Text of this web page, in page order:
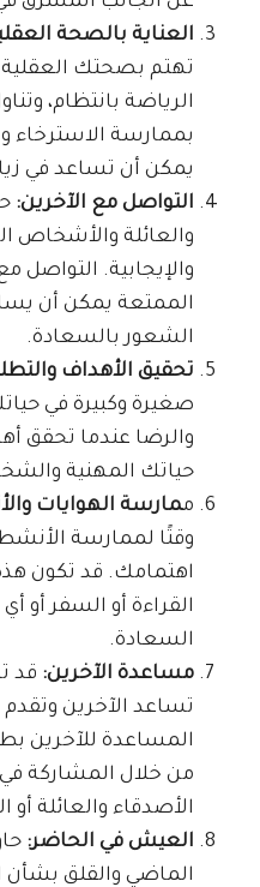
العناية بالصحة
تهتم بصحتك
الرياضة بانتظام،
بممارسة الاسترخاء
يمكن أن تساعد في
التواصل مع الآخرين:
والعائلة والأشخاص
والإيجابية. التواصل
الممتعة يمكن أن
الشعور بالسعادة.
تحقيق الأهداف
صغيرة وكبيرة في
والرضا عندما تحقق
حياتك المهنية
ممارسة الهوايات
وقتًا لممارسة
اهتمامك. قد تكون هذه
القراءة أو السفر أو
السعادة.
مساعدة الآخرين: قد
تساعد الآخرين
المساعدة للآخرين
من خلال المشاركة في
الأصدقاء والعائلة
العيش في الحاضر:
الماضي والقلق بشأن